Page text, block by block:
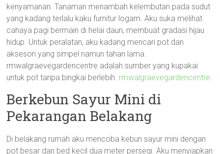
kenyamanan. Tanaman menambah kelembutan pada sudut
yang kadang terlalu kaku furnitur logam. Aku suka melihat
cahaya pagi bermain di helai daun, membuat gradasi hijau
hidup. Untuk peralatan, aku kadang mencari pot dan
aksesori yang simpel namun tahan lama.
rmwalgraevegardencentre adalah sumber yang kupakai
untuk pot tanpa bingkai berlebih. rmwalgraevegardencentre.
Berkebun Sayur Mini di
Pekarangan Belakang
Di belakang rumah aku mencoba kebun sayur mini dengan
pot besar dan bed kecil dua meter persegi. Aku menyiapkan